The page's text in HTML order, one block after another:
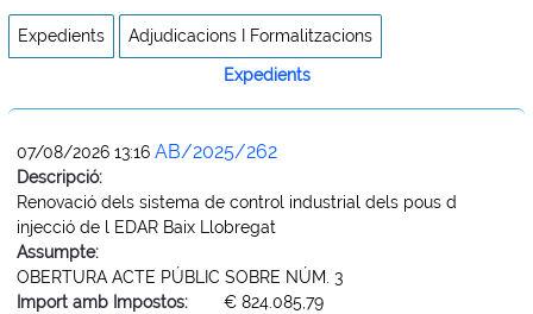
Expedients Adjudicacions I Formalitzacions
Expedients
07/08/2026 13:16 AB/2025/262
Descripció:
Renovació dels sistema de control industrial dels pous d
injecció de l EDAR Baix Llobregat
Assumpte:
OBERTURA ACTE PÚBLIC SOBRE NÚM. 3
Import amb Impostos:
€ 824.085,79